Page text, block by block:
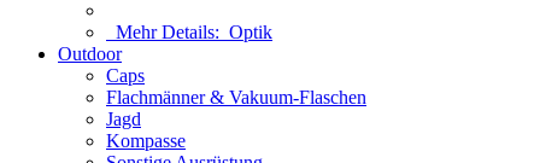
Mehr Details: Optik
Outdoor
Caps
Flachmänner & Vakuum-Flaschen
Jagd
Kompasse